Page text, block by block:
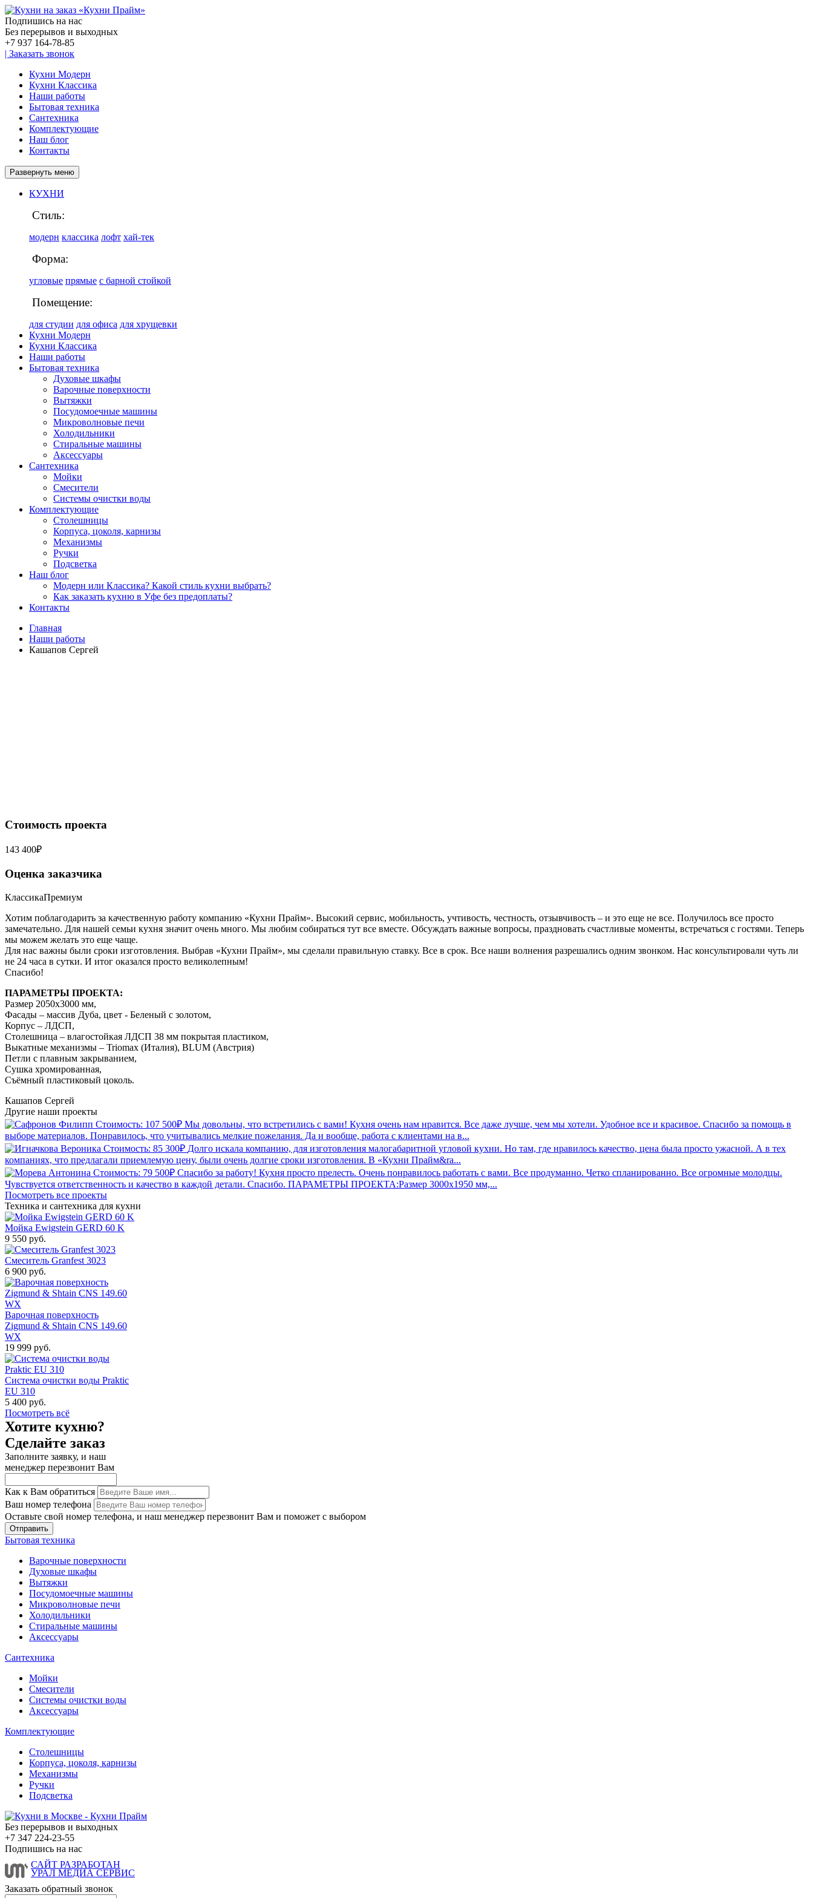
Подпишись на нас
Без перерывов и выходных
+7 937 164-78-85
| Заказать звонок
Кухни Модерн
Кухни Классика
Наши работы
Бытовая техника
Сантехника
Комплектующие
Наш блог
Контакты
Развернуть меню
КУХНИ
Стиль:
модерн классика лофт хай-тек
Форма:
угловые прямые с барной стойкой
Помещение:
для студии для офиса для хрущевки
Кухни Модерн
Кухни Классика
Наши работы
Бытовая техника
Духовые шкафы
Варочные поверхности
Вытяжки
Посудомоечные машины
Микроволновые печи
Холодильники
Стиральные машины
Аксессуары
Сантехника
Мойки
Смесители
Системы очистки воды
Комплектующие
Столешницы
Корпуса, цоколя, карнизы
Механизмы
Ручки
Подсветка
Наш блог
Модерн или Классика? Какой стиль кухни выбрать?
Как заказать кухню в Уфе без предоплаты?
Контакты
Главная
Наши работы
Кашапов Сергей
Стоимость проекта
143 400₽
Оценка заказчика
КлассикаПремиум
Хотим поблагодарить за качественную работу компанию «Кухни Прайм». Высокий сервис, мобильность, учтивость, честность, отзывчивость – и это еще не все. Получилось все просто
замечательно. Для нашей семьи кухня значит очень много. Мы любим собираться тут все вместе. Обсуждать важные вопросы, праздновать счастливые моменты, встречаться с гостями. Теперь
мы можем желать это еще чаще.
Для нас важны были сроки изготовления. Выбрав «Кухни Прайм», мы сделали правильную ставку. Все в срок. Все наши волнения разрешались одним звонком. Нас консультировали чуть ли
не 24 часа в сутки. И итог оказался просто великолепным!
Спасибо!
ПАРАМЕТРЫ ПРОЕКТА:
Размер 2050х3000 мм,
Фасады – массив Дуба, цвет - Беленый с золотом,
Корпус – ЛДСП,
Столешница – влагостойкая ЛДСП 38 мм покрытая пластиком,
Выкатные механизмы – Triomax (Италия), BLUM (Австрия)
Петли с плавным закрыванием,
Сушка хромированная,
Съёмный пластиковый цоколь.
Кашапов Сергей
Другие наши проекты
Стоимость: 107 500₽ Мы довольны, что встретились с вами! Кухня очень нам нравится. Все даже лучше, чем мы хотели. Удобное все и красивое. Спасибо за помощь в
выборе материалов. Понравилось, что учитывались мелкие пожелания. Да и вообще, работа с клиентами на в...
Стоимость: 85 300₽ Долго искала компанию, для изготовления малогабаритной угловой кухни. Но там, где нравилось качество, цена была просто ужасной. А в тех
компаниях, что предлагали приемлемую цену, были очень долгие сроки изготовления. В «Кухни Прайм&ra...
Стоимость: 79 500₽ Спасибо за работу! Кухня просто прелесть. Очень понравилось работать с вами. Все продуманно. Четко спланированно. Все огромные молодцы.
Чувствуется ответственность и качество в каждой детали. Спасибо. ПАРАМЕТРЫ ПРОЕКТА:Размер 3000х1950 мм,...
Посмотреть все проекты
Техника и сантехника для кухни
Мойка Ewigstein GERD 60 K
9 550 руб.
Смеситель Granfest 3023
6 900 руб.
Варочная поверхность
Zigmund & Shtain CNS 149.60
WX
19 999 руб.
Система очистки воды Praktic
EU 310
5 400 руб.
Посмотреть всё
Хотите кухню?
Сделайте заказ
Заполните заявку, и наш
менеджер перезвонит Вам
Как к Вам обратиться
Ваш номер телефона
Оставьте свой номер телефона, и наш менеджер перезвонит Вам и поможет с выбором
Отправить
Бытовая техника
Варочные поверхности
Духовые шкафы
Вытяжки
Посудомоечные машины
Микроволновые печи
Холодильники
Стиральные машины
Аксессуары
Сантехника
Мойки
Смесители
Системы очистки воды
Аксессуары
Комплектующие
Столешницы
Корпуса, цоколя, карнизы
Механизмы
Ручки
Подсветка
Без перерывов и выходных
+7 347 224-23-55
Подпишись на нас
САЙТ РАЗРАБОТАН
УРАЛ МЕДИА СЕРВИС
Заказать обратный звонок